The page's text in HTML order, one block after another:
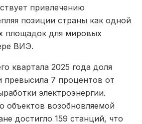
привлечению
позиции страны как одной
площадок для мировых
ВИЭ.
квартала 2025 года доля
превысила 7 процентов от
электроэнергии.
объектов возобновляемой
достигло 159 станций, что